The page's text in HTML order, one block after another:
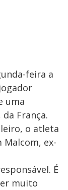
feira a
uma
França.
o atleta
Malcom, ex-
É
muito